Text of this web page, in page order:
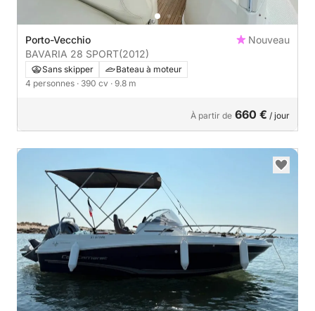
Porto-Vecchio
Nouveau
BAVARIA 28 SPORT(2012)
Sans skipper
Bateau à moteur
4 personnes · 390 cv · 9.8 m
À partir de 660 € / jour